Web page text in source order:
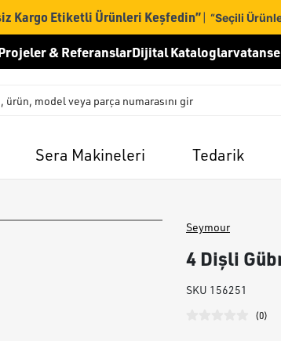
Kargo Etiketli Ürünleri Keşfedin”| “Seçili
& ReferanslarDijital Kataloglar
Sera Makineleri Tedarik
Seymour
4 Dişli
SKU 156251
(0)